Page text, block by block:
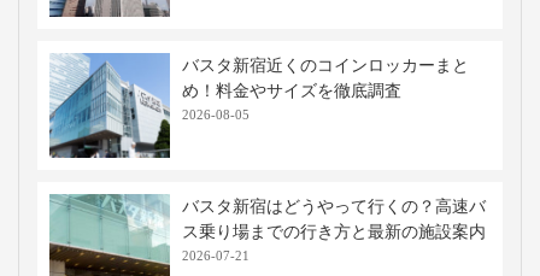
バスタ新宿近くのコインロッカーまと
め！料金やサイズを徹底調査
2026-08-05
バスタ新宿はどうやって行くの？高速バ
ス乗り場までの行き方と最新の施設案内
2026-07-21